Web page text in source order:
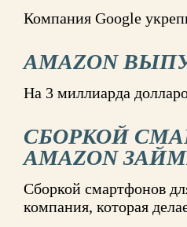
Компания Google
AMAZON
На 3 миллиарда
СБОРКОЙ
AMAZON
Сборкой смартфонов
компания, которая